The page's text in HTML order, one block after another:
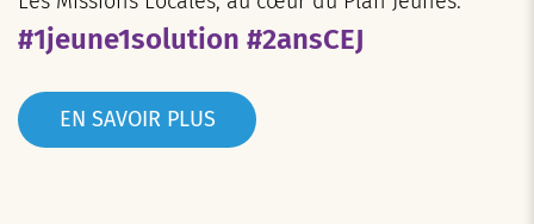
#1jeune1solution #2ansCEJ
EN SAVOIR PLUS